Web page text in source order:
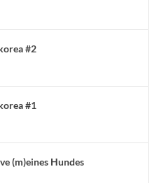
#2
#1
(m)eines Hundes